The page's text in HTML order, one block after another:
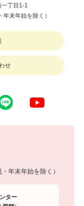
丁目1-1
末年始を除く）
せ
年末年始を除く）
ター